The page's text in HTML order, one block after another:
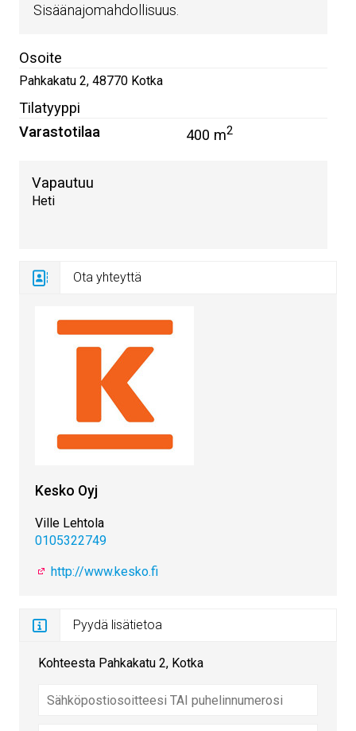
Sisäänajomahdollisuus.
Osoite
Pahkakatu 2, 48770 Kotka
Tilatyyppi
Varastotilaa
400 m2
Vapautuu
Heti
Ota yhteyttä
Kesko Oyj
Ville Lehtola
0105322749
http://www.kesko.fi
Pyydä lisätietoa
Kohteesta Pahkakatu 2, Kotka